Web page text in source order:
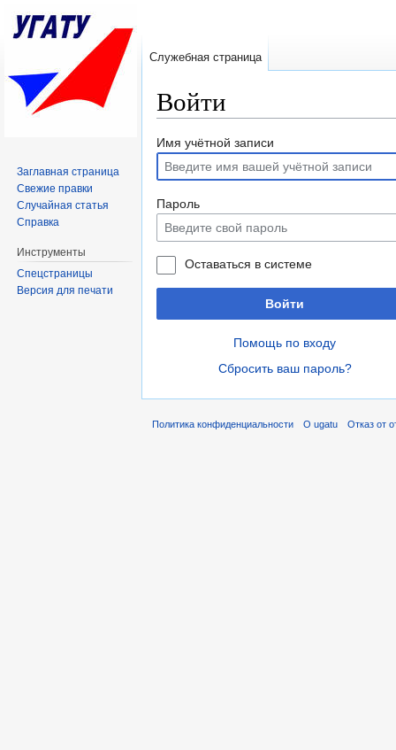
Войти
Имя учётной записи
Пароль
Оставаться в системе
Войти
Помощь по входу
Сбросить ваш пароль?
Служебная страница
Заглавная страница
Свежие правки
Случайная статья
Справка
Инструменты
Спецстраницы
Версия для печати
Политика конфиденциальности О ugatu Отказ от